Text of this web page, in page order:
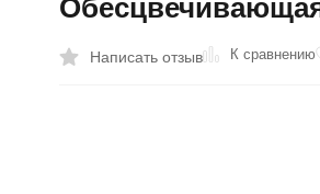
Написать отзыв К сравнению